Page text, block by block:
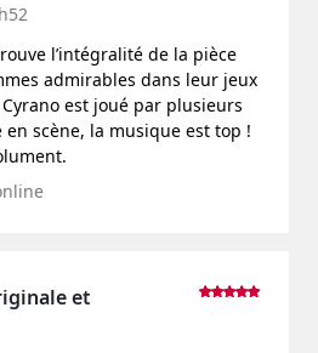
l’intégralité de la pièce
admirables dans leur jeux
est joué par plusieurs
en scène, la musique est top !
et